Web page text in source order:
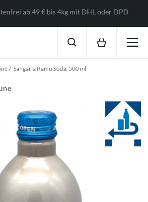
ab 49 € bis 4kg mit DHL oder DPD
Sangaria Ramu Soda, 500 ml